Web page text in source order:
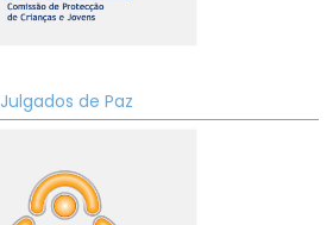
Julgados de Paz